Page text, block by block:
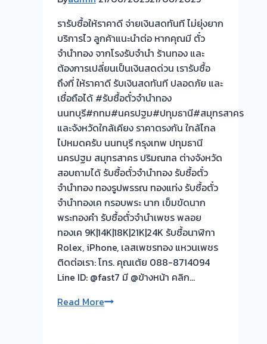
จบ
ไม่
ต้อง
รอ
#รับ
ซื้อ
ตั๋ว
จำนำ
ทอง
จำนำ
ร้าน
ทอง
ประเมิน
หน้า
ตั๋ว
ฟรี
จ่าย
สด
ทันที
ไม่
ต้อง
รอ
จบไว
ผล
งาน
วัน
รารับซื้อให้ราคาดี จ่ายเงินสดทันที ไม่ยุ่งยาก
บริการไว ลูกค้าแนะนำต่อ หากคุณมี ตั๋ว
จำนำทอง จากโรงรับจำนำ ร้านทอง และ
ต้องการเปลี่ยนเป็นเงินสดด่วน เรารับซื้อ
ถึงที่ ให้ราคาดี รับเงินสดทันที ปลอดภัย และ
เชื่อถือได้ #รับซื้อตั๋วจำนำทอง
นนทบุรี#กทม#นครปฐม#ปทุมธานี#สมุทรสาคร
และจังหวัดใกล้เคียง ราคาตรงกัน ใกล้ไกล
ไปหมดครับ นนทบุรี กรุงเทพ ปทุมธานี
นครปฐม สมุทรสาคร ปริมณฑล ต่างจังหวัด
สอบถามได้ รับซื้อตั๋วจำนำทอง รับซื้อตั๋ว
จำนำทอง ทองรูปพรรณ ทองแท่ง รับซื้อตั๋ว
จำนำทองเค กรอบพระ นาก เข็มขัดนาก
พระทองคำ รับซื้อตั๋วจำนำเพชร พลอย
ทองเค 9K|14K|18K|21K|24K รับซื้อนาฬิกา
Rolex, iPhone, เลสเพชรทอง แหวนเพชร
ติดต่อเรา: โทร. คุณเต้ย 088-8714094
Line ID: @fast7 มี @ข้างหน้า คลิก…
Read Moreรับ